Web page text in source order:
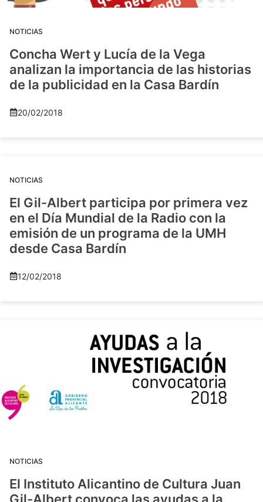
NOTICIAS
Concha Wert y Lucía de la Vega
analizan la importancia de las historias
de la publicidad en la Casa Bardín
20/02/2018
NOTICIAS
El Gil-Albert participa por primera vez
en el Día Mundial de la Radio con la
emisión de un programa de la UMH
desde Casa Bardín
12/02/2018
NOTICIAS
El Instituto Alicantino de Cultura Juan
Gil-Albert convoca las ayudas a la